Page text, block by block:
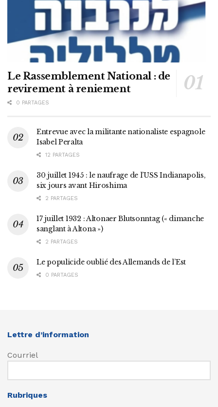
Le Rassemblement National : de
revirement à reniement
0 PARTAGES
Entrevue avec la militante nationaliste espagnole
Isabel Peralta
12 PARTAGES
30 juillet 1945 : le naufrage de l’USS Indianapolis,
six jours avant Hiroshima
2 PARTAGES
17 juillet 1932 : Altonaer Blutsonntag (« dimanche
sanglant à Altona »)
2 PARTAGES
Le populicide oublié des Allemands de l’Est
0 PARTAGES
Lettre d’information
Courriel
Rubriques